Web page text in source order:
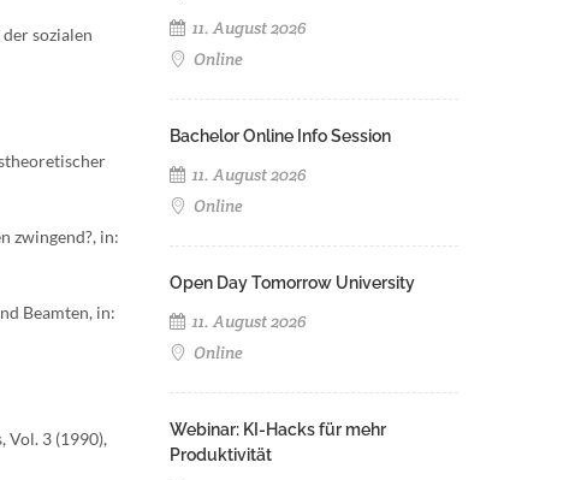
sozialen
zwingend?, in:
Beamten, in:
Vol. 3 (1990),
11. August 2026
Online
Bachelor Online Info Session
11. August 2026
Online
Open Day Tomorrow University
11. August 2026
Online
Webinar: KI-Hacks für mehr
Produktivität